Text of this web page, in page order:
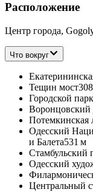
Расположение
Центр города,
Что вокруг
Тещин мост
Городской парк
Воронцовский
Потемкинская
Одесский
и Балета531 м
Стамбульский
Одесский
Центральный